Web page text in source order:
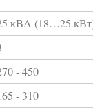
кВA (18…25
- 450
- 310